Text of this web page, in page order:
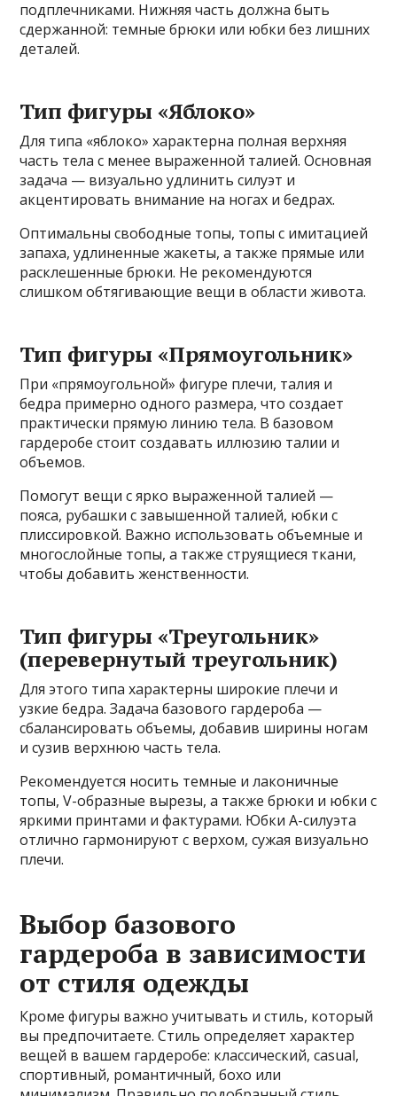
подплечниками. Нижняя часть должна быть
сдержанной: темные брюки или юбки без лишних
деталей.
Тип фигуры «Яблоко»
Для типа «яблоко» характерна полная верхняя
часть тела с менее выраженной талией. Основная
задача — визуально удлинить силуэт и
акцентировать внимание на ногах и бедрах.
Оптимальны свободные топы, топы с имитацией
запаха, удлиненные жакеты, а также прямые или
расклешенные брюки. Не рекомендуются
слишком обтягивающие вещи в области живота.
Тип фигуры «Прямоугольник»
При «прямоугольной» фигуре плечи, талия и
бедра примерно одного размера, что создает
практически прямую линию тела. В базовом
гардеробе стоит создавать иллюзию талии и
объемов.
Помогут вещи с ярко выраженной талией —
пояса, рубашки с завышенной талией, юбки с
плиссировкой. Важно использовать объемные и
многослойные топы, а также струящиеся ткани,
чтобы добавить женственности.
Тип фигуры «Треугольник»
(перевернутый треугольник)
Для этого типа характерны широкие плечи и
узкие бедра. Задача базового гардероба —
сбалансировать объемы, добавив ширины ногам
и сузив верхнюю часть тела.
Рекомендуется носить темные и лаконичные
топы, V-образные вырезы, а также брюки и юбки с
яркими принтами и фактурами. Юбки A-силуэта
отлично гармонируют с верхом, сужая визуально
плечи.
Выбор базового
гардероба в зависимости
от стиля одежды
Кроме фигуры важно учитывать и стиль, который
вы предпочитаете. Стиль определяет характер
вещей в вашем гардеробе: классический, casual,
спортивный, романтичный, бохо или